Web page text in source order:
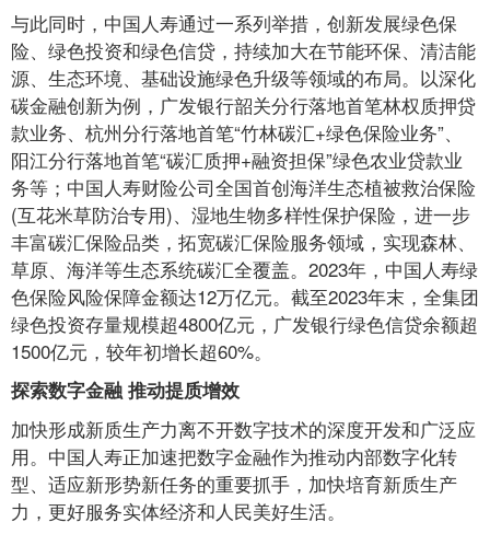
与此同时，中国人寿通过一系列举措，创新发展绿色保
险、绿色投资和绿色信贷，持续加大在节能环保、清洁能
源、生态环境、基础设施绿色升级等领域的布局。以深化
碳金融创新为例，广发银行韶关分行落地首笔林权质押贷
款业务、杭州分行落地首笔“竹林碳汇+绿色保险业务”、
阳江分行落地首笔“碳汇质押+融资担保”绿色农业贷款业
务等；中国人寿财险公司全国首创海洋生态植被救治保险
(互花米草防治专用)、湿地生物多样性保护保险，进一步
丰富碳汇保险品类，拓宽碳汇保险服务领域，实现森林、
草原、海洋等生态系统碳汇全覆盖。2023年，中国人寿绿
色保险风险保障金额达12万亿元。截至2023年末，全集团
绿色投资存量规模超4800亿元，广发银行绿色信贷余额超
1500亿元，较年初增长超60%。
探索数字金融 推动提质增效
加快形成新质生产力离不开数字技术的深度开发和广泛应
用。中国人寿正加速把数字金融作为推动内部数字化转
型、适应新形势新任务的重要抓手，加快培育新质生产
力，更好服务实体经济和人民美好生活。